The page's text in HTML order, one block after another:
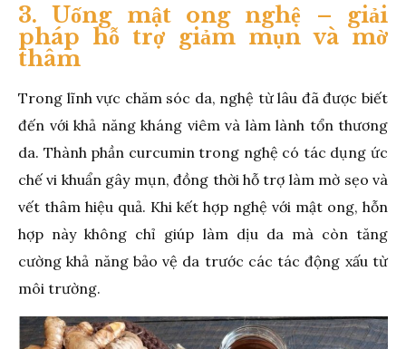
3. Uống mật ong nghệ – giải
pháp hỗ trợ giảm mụn và mờ
thâm
Trong lĩnh vực chăm sóc da, nghệ từ lâu đã được biết
đến với khả năng kháng viêm và làm lành tổn thương
da. Thành phần curcumin trong nghệ có tác dụng ức
chế vi khuẩn gây mụn, đồng thời hỗ trợ làm mờ sẹo và
vết thâm hiệu quả. Khi kết hợp nghệ với mật ong, hỗn
hợp này không chỉ giúp làm dịu da mà còn tăng
cường khả năng bảo vệ da trước các tác động xấu từ
môi trường.